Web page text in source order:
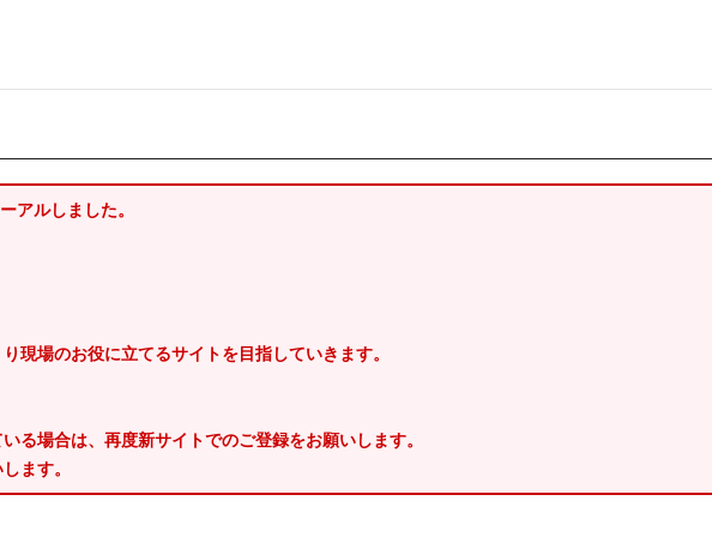
アルしました。
現場のお役に立てるサイトを目指していきます。
場合は、再度新サイトでのご登録をお願いします。
ます。